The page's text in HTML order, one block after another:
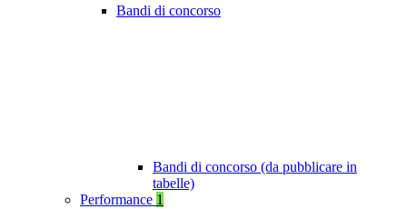
Bandi di concorso
Bandi di concorso (da pubblicare in
tabelle)
Performance 1